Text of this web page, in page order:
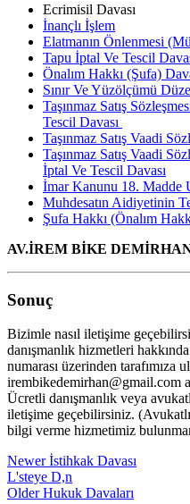
Ecrimisil Davası
İnançlı İşlem
Elatmanın Önlenmesi
Tapu İptal Ve Tescil
Önalım Hakkı (Şufa)
Sınır Ve Yüzölçümü
Taşınmaz Satış
Tescil Davası
Taşınmaz Satış Vaadi
Taşınmaz Satış Vaadi
İptal Ve Tescil Davası
İmar Kanunu 18. Madde
Muhdesatın Aidiyetinin
Şufa Hakkı (Önalım
AV.İREM BİKE
Sonuç
Bizimle nasıl iletişime
danışmanlık hizmetleri
numarası üzerinden tarafımıza
irembikedemirhan@gmail.com
Ücretli danışmanlık veya
iletişime geçebilirsiniz.
bilgi verme hizmetimiz
Newer İstihkak Davası
L'steye D,n
Older Hukuk Davaları